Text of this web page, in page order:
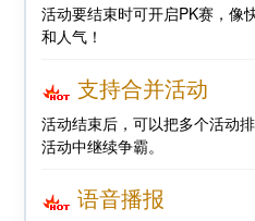
活动要结束时可开启PK赛，像
和人气！
支持合并活动
活动结束后，可以把多个活动
活动中继续争霸。
语音播报